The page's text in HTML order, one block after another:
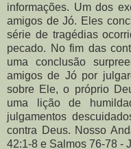
informações. Um dos
amigos de Jó. Eles
série de tragédias
pecado. No fim das
uma conclusão
amigos de Jó por
sobre Ele, o próprio
uma lição de
julgamentos
contra Deus. Nosso
42:1-8 e Salmos 76-78 -